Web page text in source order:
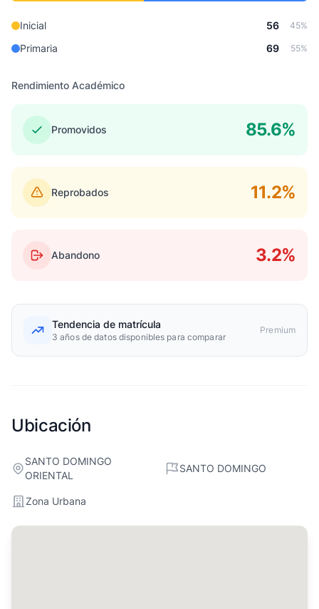
Inicial 56 45%
Primaria 69 55%
Rendimiento Académico
Promovidos 85.6%
Reprobados 11.2%
Abandono 3.2%
Tendencia de matrícula
3 años de datos disponibles para comparar
Premium
Ubicación
SANTO DOMINGO
ORIENTAL
SANTO DOMINGO
Zona Urbana